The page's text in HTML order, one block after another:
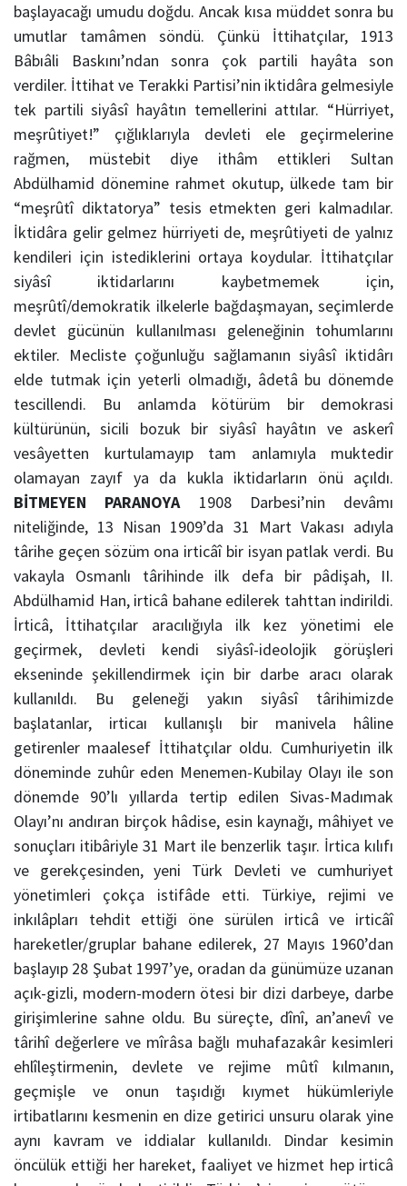
başlayacağı umudu doğdu. Ancak kısa müddet sonra bu
umutlar tamâmen söndü. Çünkü İttihatçılar, 1913
Bâbıâli Baskını’ndan sonra çok partili hayâta son
verdiler. İttihat ve Terakki Partisi’nin iktidâra gelmesiyle
tek partili siyâsî hayâtın temellerini attılar. “Hürriyet,
meşrûtiyet!” çığlıklarıyla devleti ele geçirmelerine
rağmen, müstebit diye ithâm ettikleri Sultan
Abdülhamid dönemine rahmet okutup, ülkede tam bir
“meşrûtî diktatorya” tesis etmekten geri kalmadılar.
İktidâra gelir gelmez hürriyeti de, meşrûtiyeti de yalnız
kendileri için istediklerini ortaya koydular. İttihatçılar
siyâsî iktidarlarını kaybetmemek için,
meşrûtî/demokratik ilkelerle bağdaşmayan, seçimlerde
devlet gücünün kullanılması geleneğinin tohumlarını
ektiler. Mecliste çoğunluğu sağlamanın siyâsî iktidârı
elde tutmak için yeterli olmadığı, âdetâ bu dönemde
tescillendi. Bu anlamda kötürüm bir demokrasi
kültürünün, sicili bozuk bir siyâsî hayâtın ve askerî
vesâyetten kurtulamayıp tam anlamıyla muktedir
olamayan zayıf ya da kukla iktidarların önü açıldı.
BİTMEYEN PARANOYA1908 Darbesi’nin devâmı
niteliğinde, 13 Nisan 1909’da 31 Mart Vakası adıyla
târihe geçen sözüm ona irticâî bir isyan patlak verdi. Bu
vakayla Osmanlı târihinde ilk defa bir pâdişah, II.
Abdülhamid Han, irticâ bahane edilerek tahttan indirildi.
İrticâ, İttihatçılar aracılığıyla ilk kez yönetimi ele
geçirmek, devleti kendi siyâsî-ideolojik görüşleri
ekseninde şekillendirmek için bir darbe aracı olarak
kullanıldı. Bu geleneği yakın siyâsî târihimizde
başlatanlar, irticaı kullanışlı bir manivela hâline
getirenler maalesef İttihatçılar oldu. Cumhuriyetin ilk
döneminde zuhûr eden Menemen-Kubilay Olayı ile son
dönemde 90’lı yıllarda tertip edilen Sivas-Madımak
Olayı’nı andıran birçok hâdise, esin kaynağı, mâhiyet ve
sonuçları itibâriyle 31 Mart ile benzerlik taşır. İrtica kılıfı
ve gerekçesinden, yeni Türk Devleti ve cumhuriyet
yönetimleri çokça istifâde etti. Türkiye, rejimi ve
inkılâpları tehdit ettiği öne sürülen irticâ ve irticâî
hareketler/gruplar bahane edilerek, 27 Mayıs 1960’dan
başlayıp 28 Şubat 1997’ye, oradan da günümüze uzanan
açık-gizli, modern-modern ötesi bir dizi darbeye, darbe
girişimlerine sahne oldu. Bu süreçte, dînî, an’anevî ve
târihî değerlere ve mîrâsa bağlı muhafazakâr kesimleri
ehlîleştirmenin, devlete ve rejime mûtî kılmanın,
geçmişle ve onun taşıdığı kıymet hükümleriyle
irtibatlarını kesmenin en dize getirici unsuru olarak yine
aynı kavram ve iddialar kullanıldı. Dindar kesimin
öncülük ettiği her hareket, faaliyet ve hizmet hep irticâ